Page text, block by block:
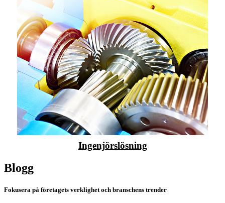
Ingenjörslösning
Blogg
Fokusera på företagets verklighet och branschens trender